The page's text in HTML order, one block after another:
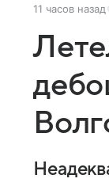
11 часов назад